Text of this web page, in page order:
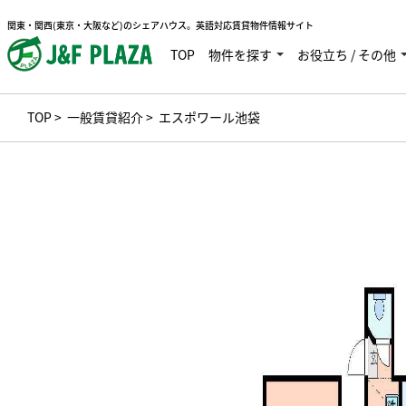
関東・関西(東京・大阪など)のシェアハウス。英語対応賃貸物件情報サイト
TOP 物件を探す お役立ち / その他
TOP> 一般賃貸紹介> エスポワール池袋